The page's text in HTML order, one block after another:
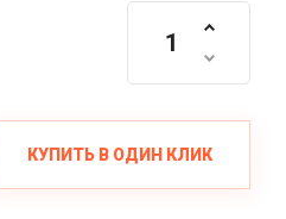
КУПИТЬ В ОДИН КЛИК